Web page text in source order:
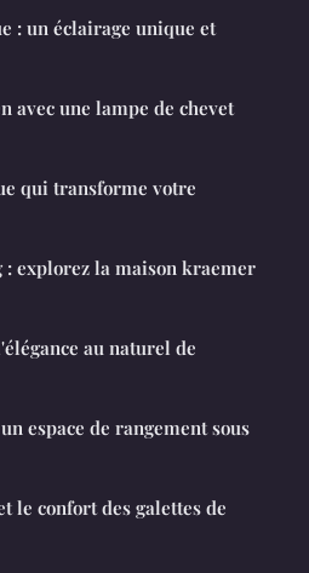
: un éclairage unique et
avec une lampe de chevet
qui transforme votre
explorez la maison kraemer
au naturel de
espace de rangement sous
le confort des galettes de